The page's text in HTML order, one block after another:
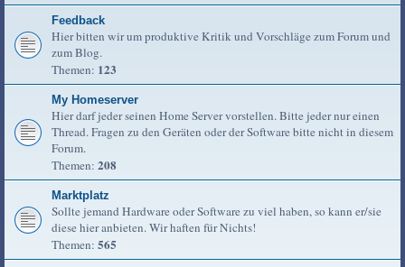
Feedback
Hier bitten wir um produktive Kritik und Vorschläge zum Forum und
zum Blog.
Themen: 123
My Homeserver
Hier darf jeder seinen Home Server vorstellen. Bitte jeder nur einen
Thread. Fragen zu den Geräten oder der Software bitte nicht in diesem
Forum.
Themen: 208
Marktplatz
Sollte jemand Hardware oder Software zu viel haben, so kann er/sie
diese hier anbieten. Wir haften für Nichts!
Themen: 565